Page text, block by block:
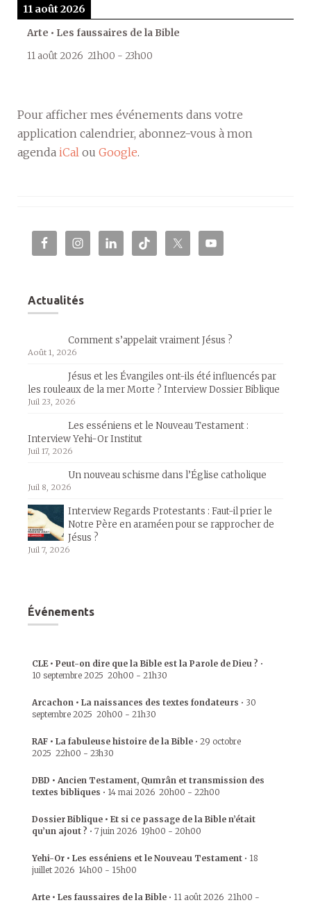
11 août 2026
Arte • Les faussaires de la Bible
11 août 2026 21h00 - 23h00
Pour afficher mes événements dans votre
application calendrier, abonnez-vous à mon
agenda iCal ou Google.
Actualités
Comment s’appelait vraiment Jésus ?
Août 1, 2026
Jésus et les Évangiles ont-ils été influencés par
les rouleaux de la mer Morte ? Interview Dossier Biblique
Juil 23, 2026
Les esséniens et le Nouveau Testament :
Interview Yehi-Or Institut
Juil 17, 2026
Un nouveau schisme dans l’Église catholique
Juil 8, 2026
Interview Regards Protestants : Faut-il prier le
Notre Père en araméen pour se rapprocher de
Jésus ?
Juil 7, 2026
Événements
CLE • Peut-on dire que la Bible est la Parole de Dieu ? •
10 septembre 2025 20h00 - 21h30
Arcachon • La naissances des textes fondateurs • 30
septembre 2025 20h00 - 21h30
RAF • La fabuleuse histoire de la Bible • 29 octobre
2025 22h00 - 23h30
DBD • Ancien Testament, Qumrân et transmission des
textes bibliques • 14 mai 2026 20h00 - 22h00
Dossier Biblique • Et si ce passage de la Bible n’était
qu’un ajout ? • 7 juin 2026 19h00 - 20h00
Yehi-Or • Les esséniens et le Nouveau Testament • 18
juillet 2026 14h00 - 15h00
Arte • Les faussaires de la Bible • 11 août 2026 21h00 -